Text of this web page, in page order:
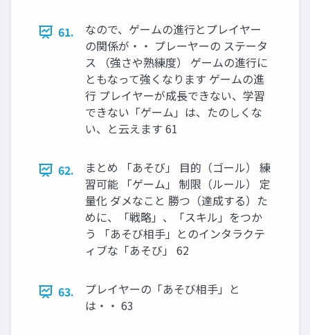
61.
なので、ゲームの進行とプレイヤー
の関係が・・ プレーヤーの ステータ
ス （強さや熟練度） ゲームの進行に
ともなって強くなります ゲームの進
行 プレイヤーが成長できない、学習
できない「ゲーム」は、たのしくな
い、と云えます 61
62.
まとめ 「あそび」 目的（ゴール） 練
習可能 「ゲーム」 制限（ルール） 定
量化 ダメなこと 勝つ（達成する）た
めに、「戦略」、「スキル」をつか
う 「あそび相手」とのインタラクテ
ィブな「あそび」 62
63.
プレイヤーの「あそび相手」と
は・・ 63